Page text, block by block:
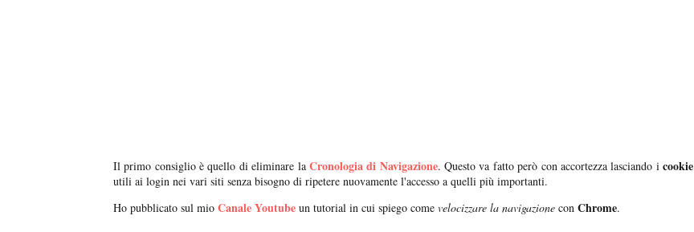
Il primo consiglio è quello di eliminare la Cronologia di Navigazione. Questo va fatto però con accortezza lasciando icookie
utili ai login nei vari siti senza bisogno di ripetere nuovamente l'accesso a quelli più importanti.
Ho pubblicato sul mio Canale Youtube un tutorial in cui spiego come velocizzare la navigazione con Chrome.